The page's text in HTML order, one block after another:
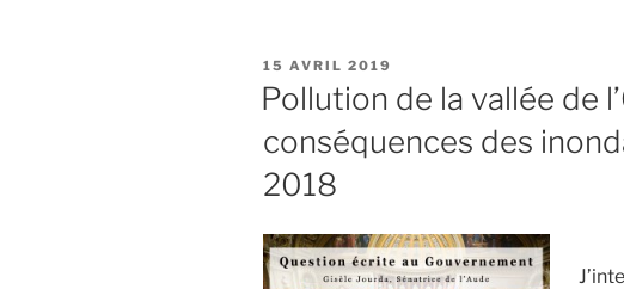
ces
une
réponse
enjeux… »
PUBLIÉ
LE
15 AVRIL 2019
Pollution de la vallée de
conséquences des
2018